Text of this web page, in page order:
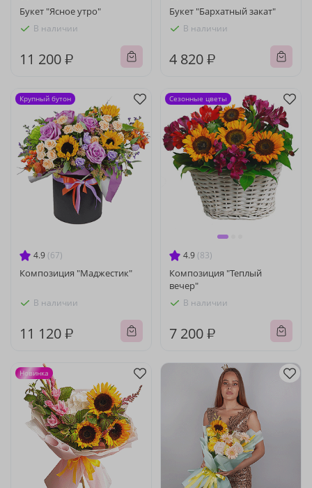
Букет "Ясное утро"
В наличии
11 200 ₽
Букет "Бархатный закат"
В наличии
4 820 ₽
4.9 (67)
Композиция "Маджестик"
В наличии
11 120 ₽
Крупный бутон
4.9 (83)
Композиция "Теплый
вечер"
В наличии
7 200 ₽
Сезонные цветы
Новинка